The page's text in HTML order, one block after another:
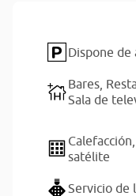
Dispone de
Bares,
Sala de
Calefacción,
satélite
Servicio de